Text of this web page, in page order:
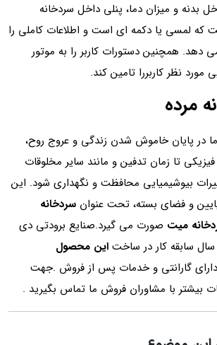
بدنه و میزان دما، پنلی داخل سردخانه
لمسی یا دکمه ای است و اطلاعات کاملی را
می دهد. همچنین دستورات کاربر را به موتور
مورد نظر کاربررا تامین کند.
مرده
در پایان خاموش شدن زندگی و عروج روح،
تا زمان تدفین و مانند سایر مخلوقات
بیوشیمیایی محافظت و نگهداری شود. این
و فضای بسته، تحت عنوان سردخانه
میت صورت می گیرد.صنایع برودتی دی
این محصول
دارای گارانتی و خدمات پس از فروش .جهت
بیشتر با مشاوران فروش ما تماس بگیرید .